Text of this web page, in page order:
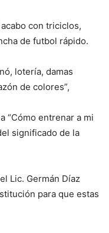
con triciclos,
de futbol rápido.
lotería, damas
de colores”,
“Cómo entrenar a mi
significado de la
Lic. Germán Díaz
para que estas